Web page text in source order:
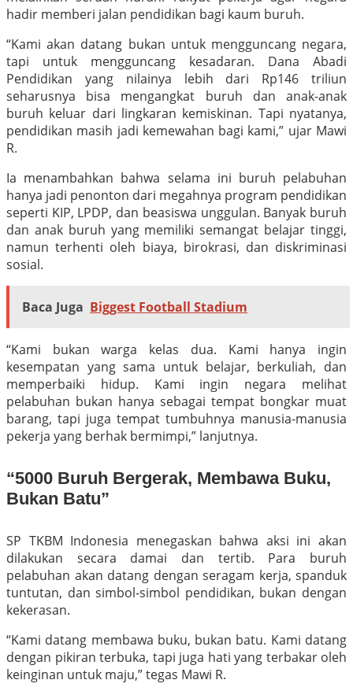
hadir memberi jalan pendidikan bagi kaum buruh.
“Kami akan datang bukan untuk mengguncang negara,
tapi untuk mengguncang kesadaran. Dana Abadi
Pendidikan yang nilainya lebih dari Rp146 triliun
seharusnya bisa mengangkat buruh dan anak-anak
buruh keluar dari lingkaran kemiskinan. Tapi nyatanya,
pendidikan masih jadi kemewahan bagi kami,” ujar Mawi
R.
Ia menambahkan bahwa selama ini buruh pelabuhan
hanya jadi penonton dari megahnya program pendidikan
seperti KIP, LPDP, dan beasiswa unggulan. Banyak buruh
dan anak buruh yang memiliki semangat belajar tinggi,
namun terhenti oleh biaya, birokrasi, dan diskriminasi
sosial.
Baca Juga Biggest Football Stadium
“Kami bukan warga kelas dua. Kami hanya ingin
kesempatan yang sama untuk belajar, berkuliah, dan
memperbaiki hidup. Kami ingin negara melihat
pelabuhan bukan hanya sebagai tempat bongkar muat
barang, tapi juga tempat tumbuhnya manusia-manusia
pekerja yang berhak bermimpi,” lanjutnya.
“5000 Buruh Bergerak, Membawa Buku,
Bukan Batu”
SP TKBM Indonesia menegaskan bahwa aksi ini akan
dilakukan secara damai dan tertib. Para buruh
pelabuhan akan datang dengan seragam kerja, spanduk
tuntutan, dan simbol-simbol pendidikan, bukan dengan
kekerasan.
“Kami datang membawa buku, bukan batu. Kami datang
dengan pikiran terbuka, tapi juga hati yang terbakar oleh
keinginan untuk maju,” tegas Mawi R.